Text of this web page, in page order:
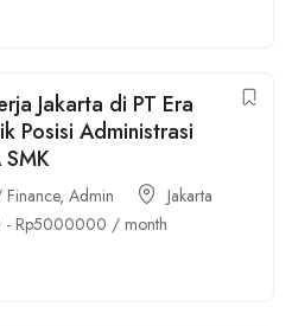
Jakarta di PT Era
Posisi Administrasi
, Admin
Jakarta
- Rp5000000 / month